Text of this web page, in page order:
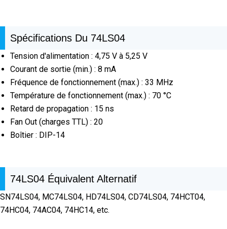
Spécifications Du 74LS04
Tension d'alimentation : 4,75 V à 5,25 V
Courant de sortie (min.) : 8 mA
Fréquence de fonctionnement (max.) : 33 MHz
Température de fonctionnement (max.) : 70 °C
Retard de propagation : 15 ns
Fan Out (charges TTL) : 20
Boîtier : DIP-14
74LS04 Équivalent Alternatif
SN74LS04, MC74LS04, HD74LS04, CD74LS04, 74HCT04,
74HC04, 74AC04, 74HC14, etc.